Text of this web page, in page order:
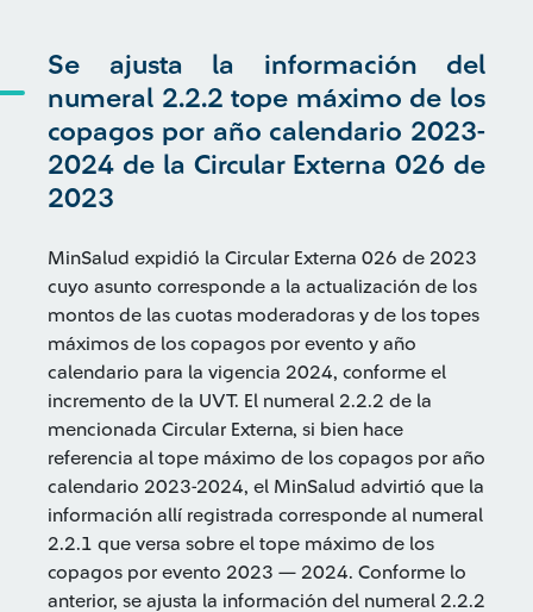
Se ajusta la información del
numeral 2.2.2 tope máximo de los
copagos por año calendario 2023-
2024 de la Circular Externa 026 de
2023
MinSalud expidió la Circular Externa 026 de 2023
cuyo asunto corresponde a la actualización de los
montos de las cuotas moderadoras y de los topes
máximos de los copagos por evento y año
calendario para la vigencia 2024, conforme el
incremento de la UVT. El numeral 2.2.2 de la
mencionada Circular Externa, si bien hace
referencia al tope máximo de los copagos por año
calendario 2023-2024, el MinSalud advirtió que la
información allí registrada corresponde al numeral
2.2.1 que versa sobre el tope máximo de los
copagos por evento 2023 — 2024. Conforme lo
anterior, se ajusta la información del numeral 2.2.2